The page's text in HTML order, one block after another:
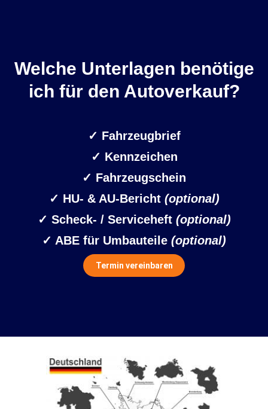
Welche Unterlagen benötige
ich für den Autoverkauf?
✓ Fahrzeugbrief
✓ Kennzeichen
✓ Fahrzeugschein
✓ HU- & AU-Bericht (optional)
✓ Scheck- / Serviceheft (optional)
✓ ABE für Umbauteile (optional)
Termin vereinbaren